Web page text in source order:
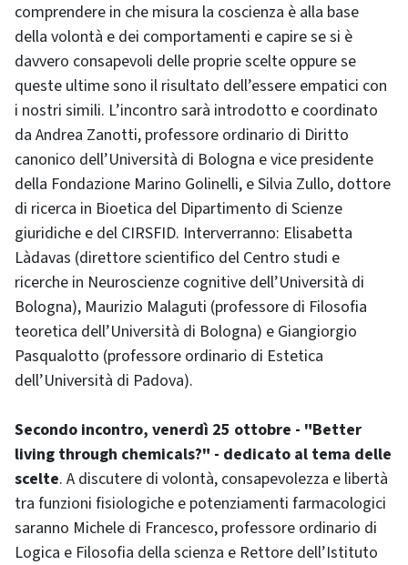
comprendere in che misura la coscienza è alla base
della volontà e dei comportamenti e capire se si è
davvero consapevoli delle proprie scelte oppure se
queste ultime sono il risultato dell’essere empatici con
i nostri simili. L’incontro sarà introdotto e coordinato
da Andrea Zanotti, professore ordinario di Diritto
canonico dell’Università di Bologna e vice presidente
della Fondazione Marino Golinelli, e Silvia Zullo, dottore
di ricerca in Bioetica del Dipartimento di Scienze
giuridiche e del CIRSFID. Interverranno: Elisabetta
Làdavas (direttore scientifico del Centro studi e
ricerche in Neuroscienze cognitive dell’Università di
Bologna), Maurizio Malaguti (professore di Filosofia
teoretica dell’Università di Bologna) e Giangiorgio
Pasqualotto (professore ordinario di Estetica
dell’Università di Padova).
Secondo incontro, venerdì 25 ottobre - "Better
living through chemicals?" - dedicato al tema delle
scelte. A discutere di volontà, consapevolezza e libertà
tra funzioni fisiologiche e potenziamenti farmacologici
saranno Michele di Francesco, professore ordinario di
Logica e Filosofia della scienza e Rettore dell’Istituto